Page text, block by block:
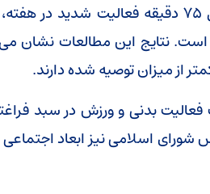
فعالیت با شدت متوسط در هفته، یا حداقل ۷۵ دقیقه
نتایج این مطالعات نشان می
بدنی و ورزش در سبد
اسلامی نیز ابعاد